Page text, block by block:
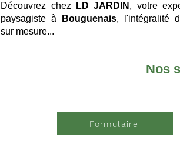
Découvrez chez LD JARDIN , votre
paysagiste à
Bouguenais, l'intégralité
sur mesure...
Nos
Formulaire